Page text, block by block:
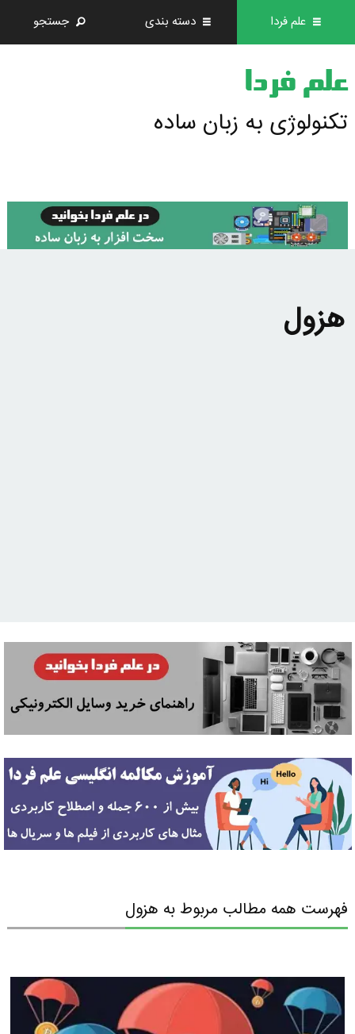
علم فردا دسته بندی جستجو
علم فردا
تکنولوژی به زبان ساده
هزول
فهرست همه مطالب مربوط به هزول